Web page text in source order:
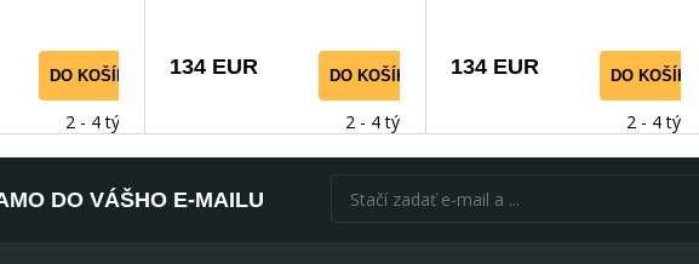
DO KOŠÍKA
2 - 4 týdny
134 EUR DO KOŠÍKA
2 - 4 týdny
134 EUR DO KOŠÍKA
2 - 4 týdny
DO VÁŠHO E-MAILU